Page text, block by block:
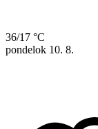
36/17 °C
pondelok 10. 8.